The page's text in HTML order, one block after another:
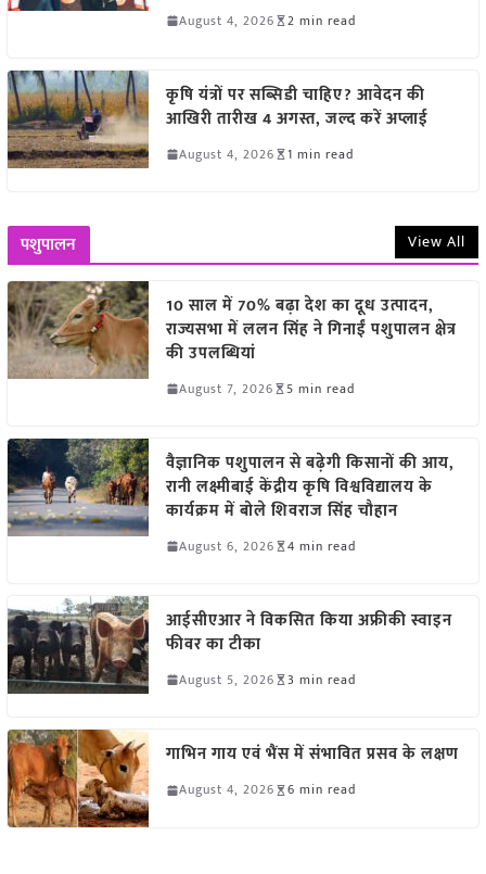
August 4, 2026 2 min read
कृषि यंत्रों पर सब्सिडी चाहिए? आवेदन की
आखिरी तारीख 4 अगस्त, जल्द करें अप्लाई
August 4, 2026 1 min read
पशुपालन View All
10 साल में 70% बढ़ा देश का दूध उत्पादन,
राज्यसभा में ललन सिंह ने गिनाईं पशुपालन क्षेत्र
की उपलब्धियां
August 7, 2026 5 min read
वैज्ञानिक पशुपालन से बढ़ेगी किसानों की आय,
रानी लक्ष्मीबाई केंद्रीय कृषि विश्वविद्यालय के
कार्यक्रम में बोले शिवराज सिंह चौहान
August 6, 2026 4 min read
आईसीएआर ने विकसित किया अफ्रीकी स्वाइन
फीवर का टीका
August 5, 2026 3 min read
गाभिन गाय एवं भैंस में संभावित प्रसव के लक्षण
August 4, 2026 6 min read